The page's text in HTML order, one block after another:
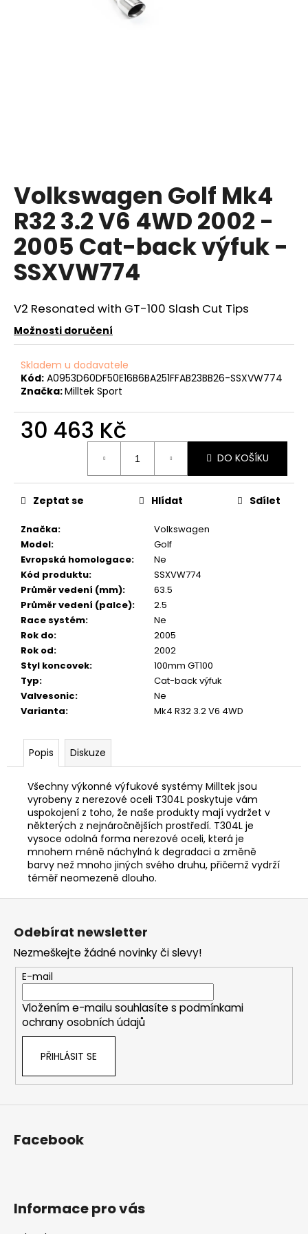
Volkswagen Golf Mk4
R32 3.2 V6 4WD 2002 -
2005 Cat-back výfuk -
SSXVW774
V2 Resonated with GT-100 Slash Cut Tips
Možnosti doručení
Skladem u dodavatele
Kód: A0953D60DF50E16B6BA251FFAB23BB26-SSXVW774
Značka:Milltek Sport
30 463 Kč
DO KOŠÍKU
Značka:
Volkswagen
Model:
Golf
Evropská homologace:
Ne
Kód produktu:
SSXVW774
Průměr vedení (mm):
63.5
Průměr vedení (palce):
2.5
Race systém:
Ne
Rok do:
2005
Rok od:
2002
Styl koncovek:
100mm GT100
Typ:
Cat-back výfuk
Valvesonic:
Ne
Varianta: Mk4 R32 3.2 V6 4WD
Zeptat se Hlídat Sdílet
Popis Diskuze
Všechny výkonné výfukové systémy Milltek jsou
vyrobeny z nerezové oceli T304L poskytuje vám
uspokojení z toho, že naše produkty mají vydržet v
některých z nejnáročnějších prostředí. T304L je
vysoce odolná forma nerezové oceli, která je
mnohem méně náchylná k degradaci a změně
barvy než mnoho jiných svého druhu, přičemž vydrží
téměř neomezeně dlouho.
D
o
p
o
r
č
u
j
m
e
APR
IRIDIUM
SVÍČKA
1,8
TSI
TSI
2,5
TFSI
4,0
TSI
MQB
EVO
040
Kč
Z
Odebírat newsletter
Nezmeškejte žádné novinky či slevy!
E-mail
Vložením e-mailu souhlasíte s podmínkami
ochrany osobních údajů
PŘIHLÁSIT SE
Facebook
Informace pro vás